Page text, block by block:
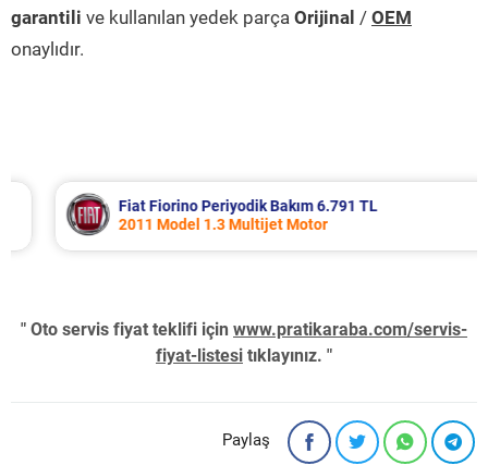
garantili ve kullanılan yedek parça Orijinal / OEM
onaylıdır.
Fiat Fiorino Periyodik Bakım 6.791 TL
2011 Model 1.3 Multijet Motor
" Oto servis fiyat teklifi için www.pratikaraba.com/servis-
fiyat-listesi tıklayınız. "
Paylaş